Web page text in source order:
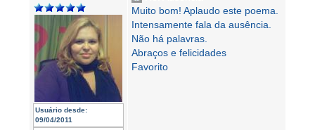
Usuário desde:
09/04/2011
Muito bom! Aplaudo este poema.
Intensamente fala da ausência.
Não há palavras.
Abraços e felicidades
Favorito